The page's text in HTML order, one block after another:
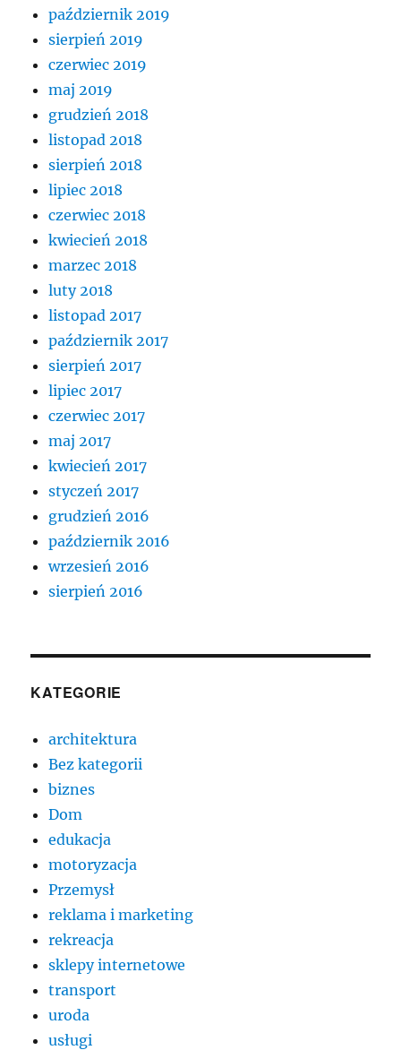
październik 2019
sierpień 2019
czerwiec 2019
maj 2019
grudzień 2018
listopad 2018
sierpień 2018
lipiec 2018
czerwiec 2018
kwiecień 2018
marzec 2018
luty 2018
listopad 2017
październik 2017
sierpień 2017
lipiec 2017
czerwiec 2017
maj 2017
kwiecień 2017
styczeń 2017
grudzień 2016
październik 2016
wrzesień 2016
sierpień 2016
KATEGORIE
architektura
Bez kategorii
biznes
Dom
edukacja
motoryzacja
Przemysł
reklama i marketing
rekreacja
sklepy internetowe
transport
uroda
usługi